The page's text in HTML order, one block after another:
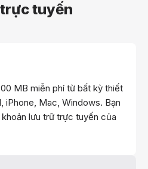
tuyến
MB miễn phí từ bất kỳ thiết
iPhone, Mac, Windows. Bạn
lưu trữ trực tuyến của